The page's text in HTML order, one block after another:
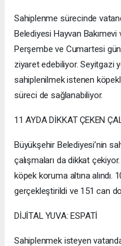
Sahiplenme sürecinde
Belediyesi Hayvan Bakımevi
Perşembe ve Cumartesi
ziyaret edebiliyor. Seyitgazi
sahiplenilmek istenen
süreci de sağlanabiliyor.
11 AYDA DİKKAT ÇEKEN
Büyükşehir Belediyesi’nin
çalışmaları da dikkat
köpek koruma altına alındı.
gerçekleştirildi ve 151 can
DİJİTAL YUVA: ESPATİ
Sahiplenmek isteyen